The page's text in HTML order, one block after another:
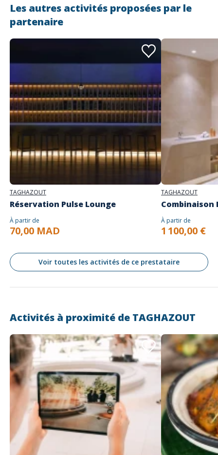
Adresse
Hilton Taghazout Bay Beach Resort & Spa
Station Touristique De Taghazout Bay, Km 17 Rte D'Essaouira 80023
Les autres activités proposées par le
partenaire
TAGHAZOUT
Réservation Pulse Lounge
À partir de
70,00 MAD
TAGHAZOUT
Combinaison
À partir de
1 100,00 €
Voir toutes les activités de ce prestataire
Activités à proximité de TAGHAZOUT